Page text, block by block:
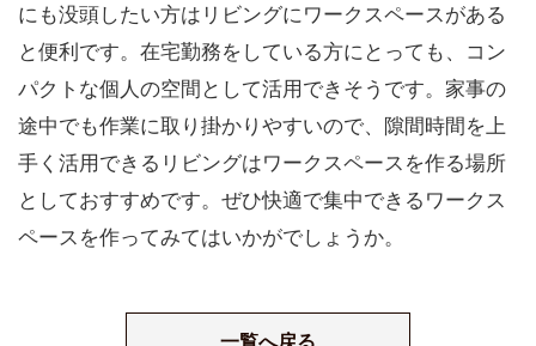
にも没頭したい方はリビングにワークスペースがある
と便利です。在宅勤務をしている方にとっても、コン
パクトな個人の空間として活用できそうです。家事の
途中でも作業に取り掛かりやすいので、隙間時間を上
手く活用できるリビングはワークスペースを作る場所
としておすすめです。ぜひ快適で集中できるワークス
ペースを作ってみてはいかがでしょうか。